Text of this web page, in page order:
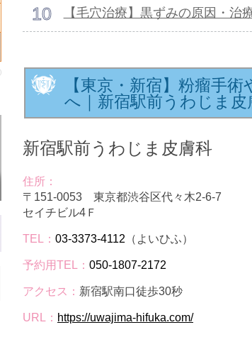
【毛穴治療】黒ずみの原因・治
【東京・新宿】粉瘤手
へ｜新宿駅前うわじま皮
新宿駅前うわじま皮膚科
住所：
〒151-0053 東京都渋谷区代々木2-6-7
セイチビル4Ｆ
TEL： 03-3373-4112 （よいひふ）
予約用TEL： 050-1807-2172
アクセス： 新宿駅南口徒歩30秒
URL： https://uwajima-hifuka.com/